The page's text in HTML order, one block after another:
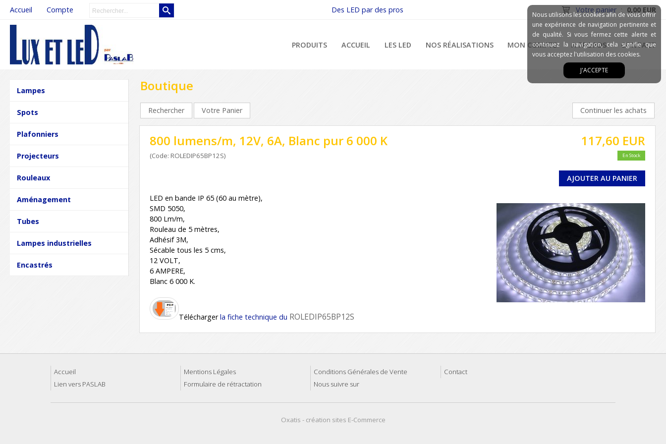
Accueil Compte Votre panier : 0,00 EUR
Des LED par des pros
PRODUITS ACCUEIL LES LED NOS RÉALISATIONS MON COMPTE A PROPOS CONTACT
Lampes
Spots
Plafonniers
Projecteurs
Rouleaux
Aménagement
Tubes
Lampes industrielles
Encastrés
Boutique
Rechercher Votre Panier Continuer les achats
800 lumens/m, 12V, 6A, Blanc pur 6 000 K
(Code: ROLEDIP65BP12S)
117,60 EUR
En Stock
AJOUTER AU PANIER
LED en bande IP 65 (60 au mètre),
SMD 5050,
800 Lm/m,
Rouleau de 5 mètres,
Adhésif 3M,
Sécable tous les 5 cms,
12 VOLT,
6 AMPERE,
Blanc 6 000 K.
Téléchargerla fiche technique du ROLEDIP65BP12S
Accueil Mentions Légales Conditions Générales de Vente
Contact
Lien vers PASLAB
Formulaire de rétractation Nous suivre sur
Oxatis - création sites E-Commerce
Nous utilisons les cookies afin de vous offrir
une expérience de navigation pertinente et
de qualité. Si vous fermez cette alerte et
continuez la navigation, cela signifie que
vous acceptez l'utilisation des cookies.
J'ACCEPTE